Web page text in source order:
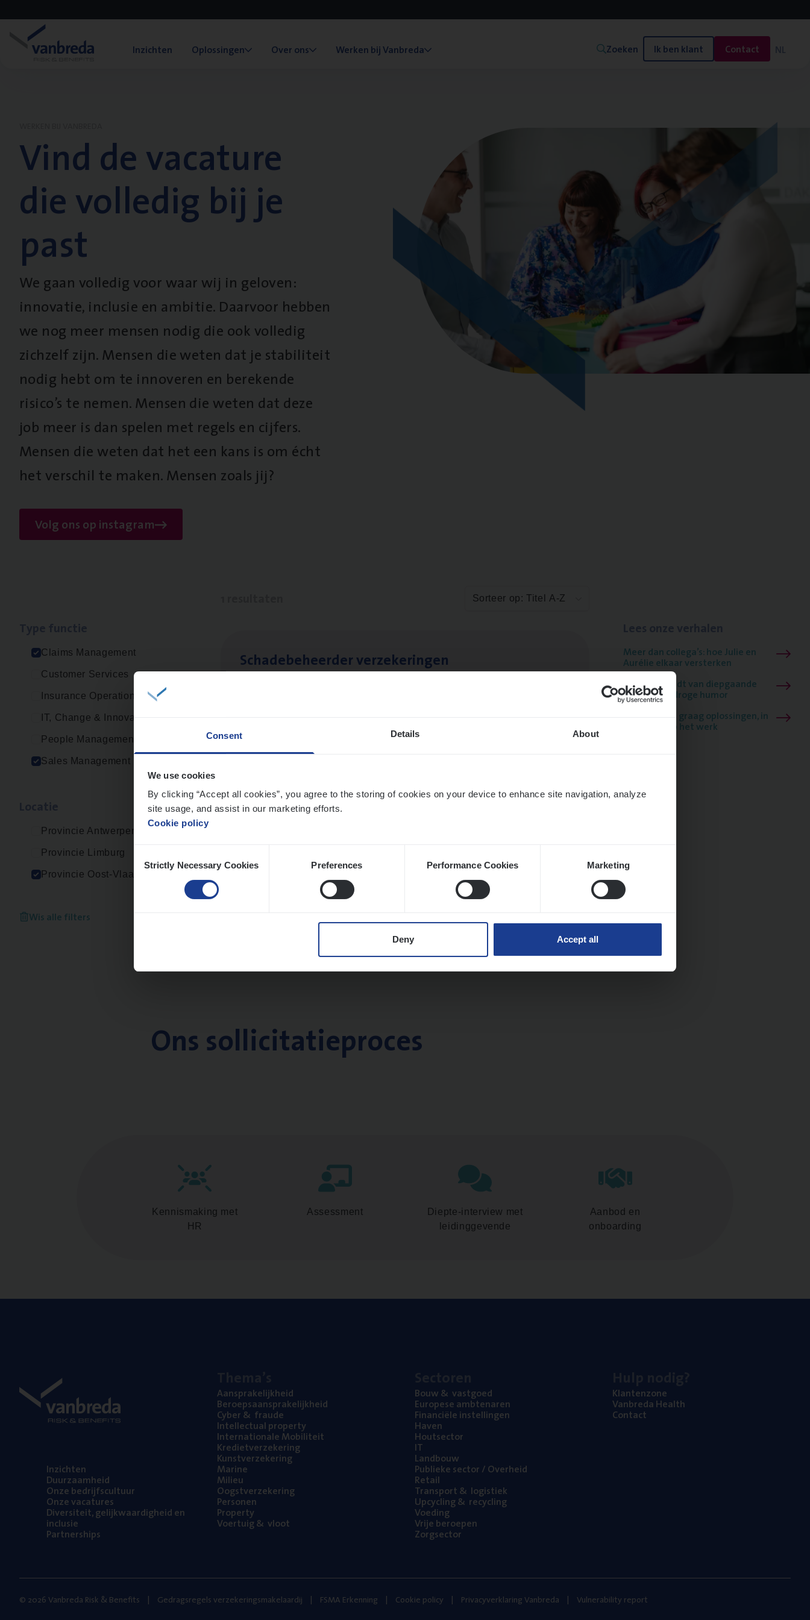
Consent Details About
We use cookies
By clicking “Accept all cookies”, you agree to the storing of cookies on your device to enhance site navigation, analyze
site usage, and assist in our marketing efforts.
Cookie policy
Selection
Strictly Necessary Cookies Preferences Performance Cookies Marketing
Deny Accept all
Inzichten Oplossingen Over ons Werken bij Vanbreda Zoeken Ik ben klant Contact NL
Vind de vacature
die volledig bij je
past
We gaan volledig voor waar wij in geloven:
innovatie, inclusie en ambitie. Daarvoor hebben
we nog meer mensen nodig die ook volledig
zichzelf zijn. Mensen die weten dat je stabiliteit
nodig hebt om te innoveren en berekende
risico’s te nemen. Mensen die weten dat deze
job meer is dan spelen met regels en cijfers.
Mensen die weten dat het een kans is om écht
het verschil te maken. Mensen zoals jij?
Volg ons op instagram
Claims Management
Customer Services
Insurance Operations
IT, Change & Innovation
People Management
Sales Management
Provincie Antwerpen
Provincie Limburg
Provincie Oost-Vlaanderen
Wis alle filters
Sorteer op: Titel A-Z
Scha­de­be­heer­der verzekeringen Meer dan collega’s: hoe Julie en
Aurélie elkaar versterken
Mathias houdt van diepgaande
dossiers én droge humor
Thalia zoekt graag oplossingen, in
games én op het werk
Ons sollicitatieproces
Kennismaking met
HR
Assessment
Diepte-interview met
leidinggevende
Aanbod en
onboarding
Inzich­ten
Duur­zaam­heid
Onze bedrijfs­cul­tuur
Onze vaca­tu­res
Diver­si­teit, gelijk­waar­dig­heid en
inclusie
Part­ner­ships
Aan­spra­ke­lijk­heid
Beroeps­aan­spra­ke­lijk­heid
Cyber& fraude
Intel­lec­tu­al property
Inter­na­ti­o­na­le Mobiliteit
Kre­diet­ver­ze­ke­ring
Kunst­ver­ze­ke­ring
Mari­ne
Mili­eu
Oogst­ver­ze­ke­ring
Per­so­nen
Pro­per­ty
Voer­tuig& vloot
Bouw& vastgoed
Euro­pe­se ambtenaren
Finan­ci­ë­le instellingen
Haven
Hout­sec­tor
IT
Land­bouw
Publie­ke sec­tor / Overheid
Retail
Trans­port& logistiek
Upcy­cling& recycling
Voe­ding
Vrije beroe­pen
Zorg­sec­tor
Klan­ten­zo­ne
Van­b­re­da Health
Con­tact
© 2026 Vanbreda Risk & Benefits Gedragsregels verzekeringsmakelaardij FSMA Erkenning Cookie policy Privacyverklaring Vanbreda Vulnerability report